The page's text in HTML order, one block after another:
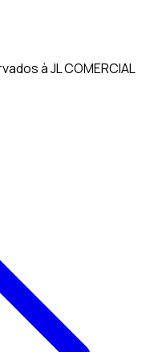
à JL COMERCIAL